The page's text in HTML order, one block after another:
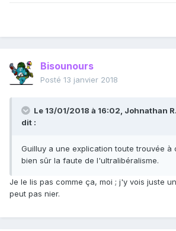
Bisounours
Posté 13 janvier 2018
Le 13/01/2018 à 16:02, Johnathan
dit :
Guilluy a une explication toute trouvée à
bien sûr la faute de l'ultralibéralisme.
Je le lis pas comme ça, moi ; j'y vois juste
peut pas nier.